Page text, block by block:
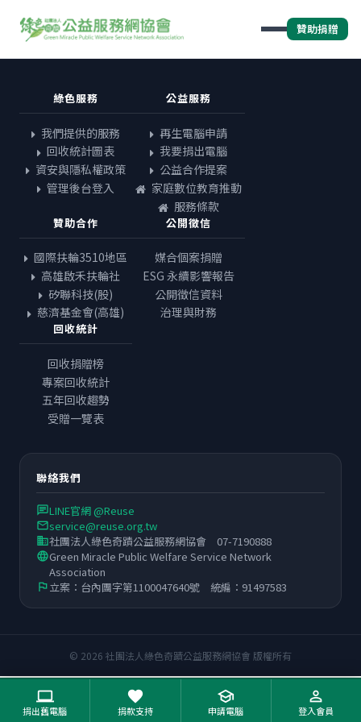
贊助捐贈
綠色服務
我們提供的服務
回收統計圖表
資安與隱私權政策
管理後台登入
公益服務
再生電腦申請
我要捐出電腦
公益合作提案
家庭數位教育推動
服務條款
贊助合作
國際扶輪3510地區
高雄啟禾扶輪社
矽聯科技(股)
慈濟基金會(高雄)
公開徵信
媒合個案捐贈
ESG 永續影響報告
公開徵信資料
治理與財務
回收統計
回收捐贈榜
專案回收統計
五年回收趨勢
受贈一覽表
聯絡我們
chatLINE官網 @Reuse
emailservice@reuse.org.tw
business社團法人綠色奇蹟公益服務網協會 07-7190888
languageGreen Miracle Public Welfare Service Network
Association
flag立案：台內團字第1100047640號 統編：91497583
© 2026 社團法人綠色奇蹟公益服務網協會 版權所有
computer
捐出舊電腦
favorite
捐款支持
school
申請電腦
person_outline
登入會員